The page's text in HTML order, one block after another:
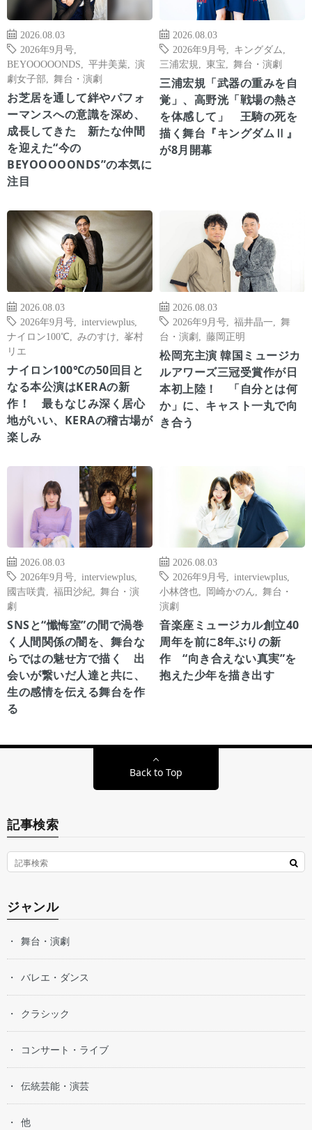
2026.08.03
2026年9月号
BEYOOOOONDS
平井美葉
演
劇女子部
舞台・演劇
お芝居を通して絆やパフォ
ーマンスへの意識を深め、
成長してきた 新たな仲間
を迎えた“今の
BEYOOOOONDS”の本気に
注目
2026.08.03
2026年9月号
キングダム
三浦宏規
東宝 舞台・演劇
三浦宏規「武器の重みを自
覚」、高野洸「戦場の熱さ
を体感して」 王騎の死を
描く舞台『キングダムⅡ』
が8月開幕
2026.08.03
2026年9月号
interviewplus
ナイロン100℃
みのすけ
峯村
リエ
ナイロン100℃の50回目と
なる本公演はKERAの新
作！ 最もなじみ深く居心
地がいい、KERAの稽古場が
楽しみ
2026.08.03
2026年9月号
福井晶一
舞
台・演劇
藤岡正明
松岡充主演 韓国ミュージカ
ルアワーズ三冠受賞作が日
本初上陸！ 「自分とは何
か」に、キャスト一丸で向
き合う
2026.08.03
2026年9月号
interviewplus
國吉咲貴
福田沙紀
舞台・演
劇
SNSと“懺悔室”の間で渦巻
く人間関係の闇を、舞台な
らではの魅せ方で描く 出
会いが繋いだ人達と共に、
生の感情を伝える舞台を作
る
2026.08.03
2026年9月号
interviewplus
小林啓也
岡崎かのん
舞台・
演劇
音楽座ミュージカル創立40
周年を前に8年ぶりの新
作 “向き合えない真実”を
抱えた少年を描き出す
Back to Top
記事検索
ジャンル
舞台・演劇
バレエ・ダンス
クラシック
コンサート・ライブ
伝統芸能・演芸
他